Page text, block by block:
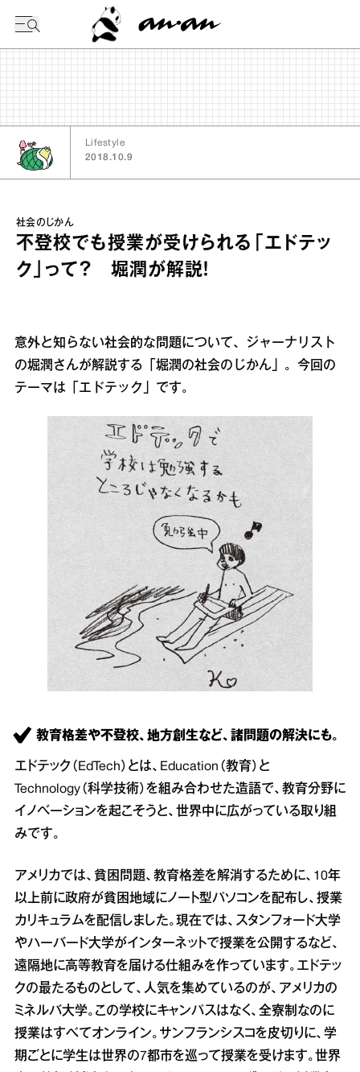
Lifestyle
2018.10.9
社会のじかん
不登校でも授業が受けられる「エドテッ
ク」って？ 堀潤が解説！
意外と知らない社会的な問題について、ジャーナリスト
の堀潤さんが解説する「堀潤の社会のじかん」。今回の
テーマは「エドテック」です。
教育格差や不登校、地方創生など、諸問題の解決にも。
エドテック（EdTech）とは、Education（教育）と
Technology（科学技術）を組み合わせた造語で、教育分野に
イノベーションを起こそうと、世界中に広がっている取り組
みです。
アメリカでは、貧困問題、教育格差を解消するために、10年
以上前に政府が貧困地域にノート型パソコンを配布し、授業
カリキュラムを配信しました。現在では、スタンフォード大学
やハーバード大学がインターネットで授業を公開するなど、
遠隔地に高等教育を届ける仕組みを作っています。エドテッ
クの最たるものとして、人気を集めているのが、アメリカの
ミネルバ大学。この学校にキャンパスはなく、全寮制なのに
授業はすべてオンライン。サンフランシスコを皮切りに、学
期ごとに学生は世界の7都市を巡って授業を受けます。世界